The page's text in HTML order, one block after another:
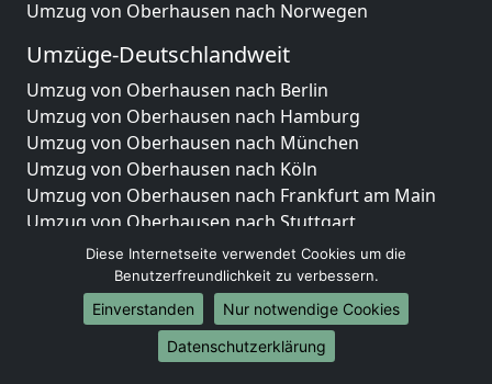
Umzug von Oberhausen nach Norwegen
Umzüge-Deutschlandweit
Umzug von Oberhausen nach Berlin
Umzug von Oberhausen nach Hamburg
Umzug von Oberhausen nach München
Umzug von Oberhausen nach Köln
Umzug von Oberhausen nach Frankfurt am Main
Umzug von Oberhausen nach Stuttgart
Umzug von Oberhausen nach Düsseldorf
Umzug von Oberhausen nach Leipzig
Umzug von Oberhausen nach Dortmund
Umzug von Oberhausen nach Essen
Umzug von Oberhausen nach Bremen
Diese Internetseite verwendet Cookies um die
Benutzerfreundlichkeit zu verbessern.
Einverstanden
Nur notwendige Cookies
Datenschutzerklärung